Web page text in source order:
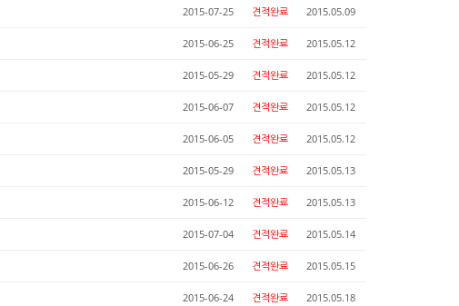
2015-07-25 견적완료 2015.05.09
2015-06-25 견적완료 2015.05.12
2015-05-29 견적완료 2015.05.12
2015-06-07 견적완료 2015.05.12
2015-06-05 견적완료 2015.05.12
2015-05-29 견적완료 2015.05.13
2015-06-12 견적완료 2015.05.13
2015-07-04 견적완료 2015.05.14
2015-06-26 견적완료 2015.05.15
2015-06-24 견적완료 2015.05.18